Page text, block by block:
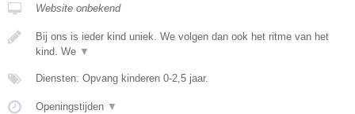
Website onbekend
Bij ons is ieder kind uniek. We volgen dan ook het ritme van het
kind. We ▼
Diensten: Opvang kinderen 0-2,5 jaar.
Openingstijden ▼